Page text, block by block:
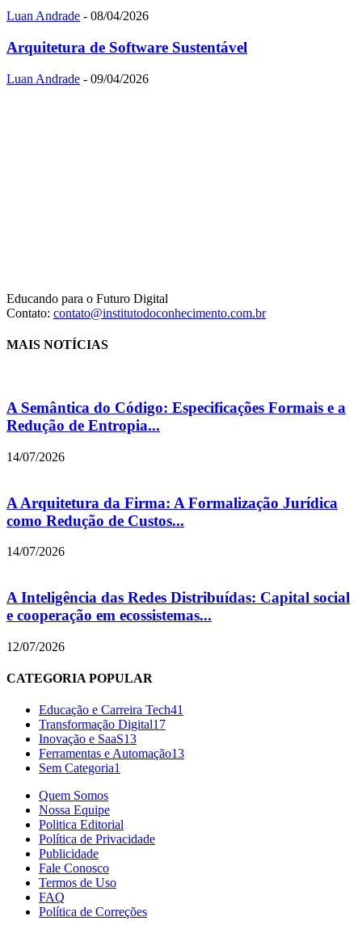
Luan Andrade - 08/04/2026
Arquitetura de Software Sustentável
Luan Andrade - 09/04/2026
Educando para o Futuro Digital
Contato: contato@institutodoconhecimento.com.br
MAIS NOTÍCIAS
A Semântica do Código: Especificações Formais e a
Redução de Entropia...
14/07/2026
A Arquitetura da Firma: A Formalização Jurídica
como Redução de Custos...
14/07/2026
A Inteligência das Redes Distribuídas: Capital social
e cooperação em ecossistemas...
12/07/2026
CATEGORIA POPULAR
Educação e Carreira Tech41
Transformação Digital17
Inovação e SaaS13
Ferramentas e Automação13
Sem Categoria1
Quem Somos
Nossa Equipe
Politica Editorial
Política de Privacidade
Publicidade
Fale Conosco
Termos de Uso
FAQ
Política de Correções